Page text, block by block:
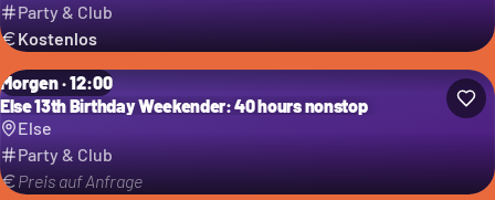
Party & Club
Kostenlos
Morgen · 12:00
Else 13th Birthday Weekender: 40 hours nonstop
Else
Party & Club
Preis auf Anfrage